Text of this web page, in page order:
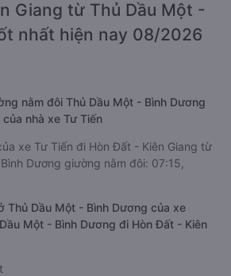
Giang từ Thủ Dầu Một -
nhất hiện nay 08/2026
nằm đôi Thủ Dầu Một - Bình Dương
nhà xe Tư Tiến
xe Tư Tiến đi Hòn Đất - Kiên Giang từ
Dương giường nằm đôi: 07:15,
Thủ Dầu Một - Bình Dương của xe
Một - Bình Dương đi Hòn Đất - Kiên